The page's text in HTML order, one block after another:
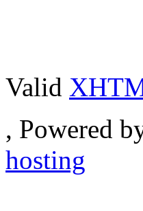
Valid
, Powered
hosting